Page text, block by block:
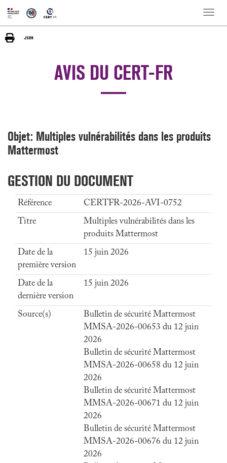
Toggle
AVIS DU CERT-FR
Objet: Multiples vulnérabilités dans les produits
Mattermost
GESTION DU DOCUMENT
Référence
CERTFR-2026-AVI-0752
Titre
Multiples vulnérabilités dans les
produits Mattermost
Date de la
première version
15 juin 2026
Date de la
dernière version
15 juin 2026
Source(s)
Bulletin de sécurité Mattermost
MMSA-2026-00653 du 12 juin
2026
Bulletin de sécurité Mattermost
MMSA-2026-00658 du 12 juin
2026
Bulletin de sécurité Mattermost
MMSA-2026-00671 du 12 juin
2026
Bulletin de sécurité Mattermost
MMSA-2026-00676 du 12 juin
2026